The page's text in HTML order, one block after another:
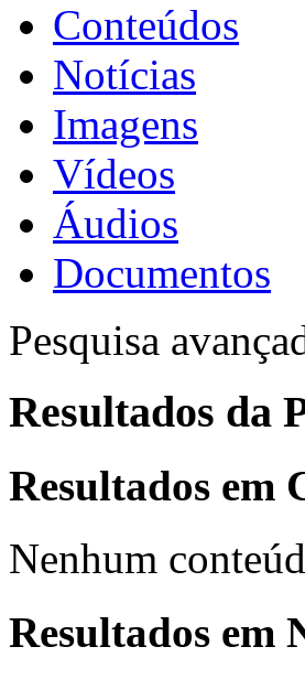
Conteúdos
Notícias
Imagens
Vídeos
Áudios
Documentos
Pesquisa
Resultados da
Resultados em
Nenhum
Resultados em